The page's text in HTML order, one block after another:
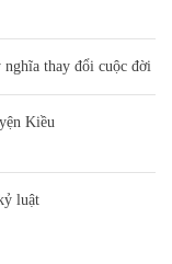
nghĩa thay đổi cuộc đời
Kiều
luật